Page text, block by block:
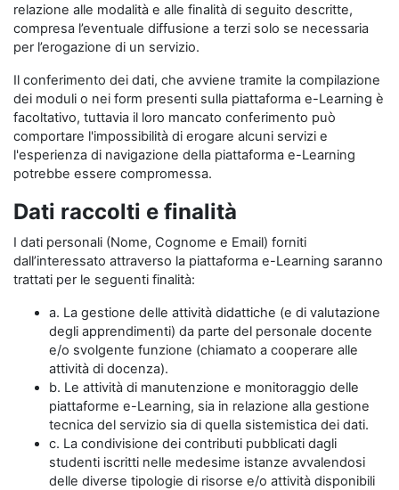
relazione alle modalità e alle finalità di seguito descritte,
compresa l’eventuale diffusione a terzi solo se necessaria
per l’erogazione di un servizio.
Il conferimento dei dati, che avviene tramite la compilazione
dei moduli o nei form presenti sulla piattaforma e-Learning è
facoltativo, tuttavia il loro mancato conferimento può
comportare l'impossibilità di erogare alcuni servizi e
l'esperienza di navigazione della piattaforma e-Learning
potrebbe essere compromessa.
Dati raccolti e finalità
I dati personali (Nome, Cognome e Email) forniti
dall’interessato attraverso la piattaforma e-Learning saranno
trattati per le seguenti finalità:
a. La gestione delle attività didattiche (e di valutazione
degli apprendimenti) da parte del personale docente
e/o svolgente funzione (chiamato a cooperare alle
attività di docenza).
b. Le attività di manutenzione e monitoraggio delle
piattaforme e-Learning, sia in relazione alla gestione
tecnica del servizio sia di quella sistemistica dei dati.
c. La condivisione dei contributi pubblicati dagli
studenti iscritti nelle medesime istanze avvalendosi
delle diverse tipologie di risorse e/o attività disponibili